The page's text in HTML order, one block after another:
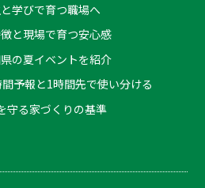
学びで育つ職場へ
と現場で育つ安心感
の夏イベントを紹介
予報と1時間先で使い分ける
守る家づくりの基準